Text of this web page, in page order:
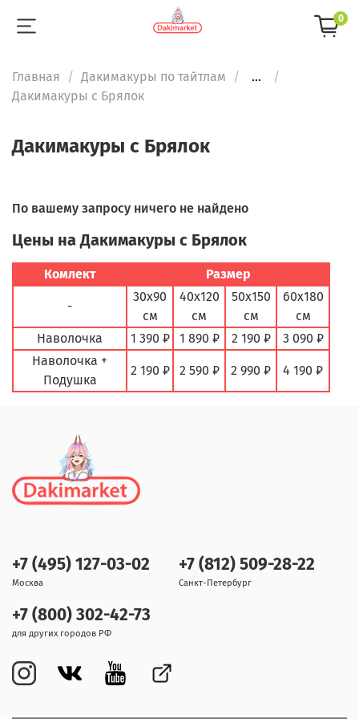
0
Главная Дакимакуры по тайтлам
...
Дакимакуры с Брялок
Дакимакуры с Брялок
По вашему запросу ничего не найдено
Цены на Дакимакуры с Брялок
Комлект Размер
-
30х90
см
40х120
см
50х150
см
60х180
см
Наволочка
1 390 ₽ 1 890 ₽ 2 190 ₽
3 090 ₽
Наволочка +
Подушка
2 190 ₽ 2 590 ₽ 2 990 ₽ 4 190 ₽
+7 (495) 127-03-02
Москва
+7 (812) 509-28-22
Санкт-Петербург
+7 (800) 302-42-73
для других городов РФ